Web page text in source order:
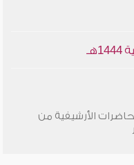
الأرشيفية من